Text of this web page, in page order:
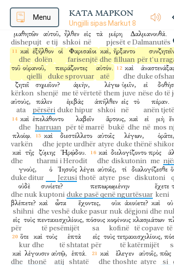
Menu ΚΑΤΑ ΜΑΡΚΟΝ
Ungjilli sipas Markut 8
dhe hëngrën dhe u ngopën dhe mbartën
ὡς
rreth
τετρακισχίλιοι.
katër mijë
καὶ
dhe
ἀπέλυσεν
lëshoi
αὐτούς.
ata
καὶ
μαθητῶν
dishepujt
αὐτοῦ,
e tij
ἦλθεν
shkoi
εἰς
në
τὰ μέρη
pjesët
Δαλμανουθά.
e Dalmanutës
καὶ
dhe
ἐξῆλθον
dolën
οἱ Φαρισαῖοι
farisenjtë
καὶ,
dhe
ἤρξαντο
filluan për t'u
τοῦ οὐρανοῦ,
qielli
πειράζοντες
duke sprovuar
αὐτόν.
atë
καὶ
dhe duke
ζητεῖ
kërkon
σημεῖον?
shenjë
ἀμὴν,
me të vërtetë
λέγω
them
ὑμῖν,
juve
εἰ
nëse do të
αὐτοὺς,
ata
πάλιν
përsëri
ἐμβὰς
duke hipur
ἀπῆλθεν
shkoi
εἰς
në
τὸ πέραν.
anën
καὶ
dhe
ἐπελάθοντο
harruan
λαβεῖν
për të marrë
ἄρτους,
bukë
καὶ
dhe
εἰ
në
μὴ
mos
πλοίῳ.
varkën
καὶ
dhe
διεστέλλετο
jepte urdhër
αὐτοῖς
atyre
λέγων,
duke thënë
ὁρᾶτε,
καὶ
dhe
τῆς ζύμης
tharmi
Ἡρῴδου.
i Herodit
καὶ
dhe
διελογίζοντο
diskutonin
πρὸς
me
γνοὺς,
duke ditur
ὁ Ἰησοῦς
Jezusi
λέγει
thotë
αὐτοῖς,
atyre
τί
pse
διαλογίζεσθε
diskutoni
οὐδὲ
dhe nuk
συνίετε?
kuptoni
πεπωρωμένην
duke pasë qenë ngurtësuar
ἔχετε
keni
βλέπετε?
shihni
καὶ
dhe
ὦτα
veshë
ἔχοντες,
duke pasur
οὐκ
nuk
ἀκούετε?
dëgjoni
καὶ
dhe
οὐ
εἰς
për
τοὺς πεντακισχιλίους,
të pesëmijët
πόσους
sa
κοφίνους
kofinë
κλασμάτων
të copave të
ὅτε
kur
καὶ
dhe
τοὺς ἑπτὰ
të shtatat
εἰς
për
τοὺς τετρακισχιλίους,
të katërmijët
καὶ
dhe
λέγουσιν
thonë
αὐτῷ,
atij
ἑπτά.
shtatë
καὶ
dhe
ἔλεγεν
thoshte
αὐτοῖς,
atyre
πῶς
si